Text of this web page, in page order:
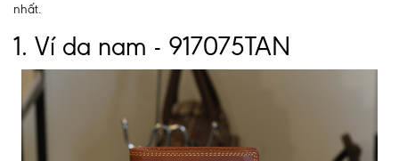
nhất.
1. Ví da nam - 917075TAN